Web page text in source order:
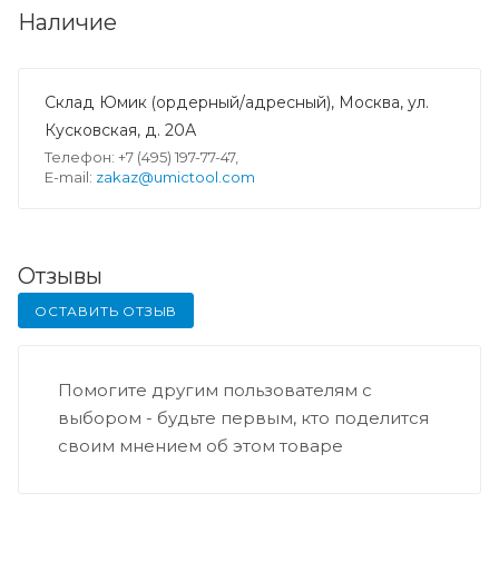
Наличие
Склад Юмик (ордерный/адресный), Москва, ул.
Кусковская, д. 20А
Телефон: +7 (495) 197-77-47,
E-mail: zakaz@umictool.com
Отзывы
ОСТАВИТЬ ОТЗЫВ
Помогите другим пользователям с
выбором - будьте первым, кто поделится
своим мнением об этом товаре